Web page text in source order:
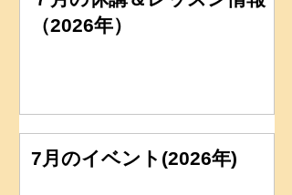
（2026年）
7月のイベント(2026年)